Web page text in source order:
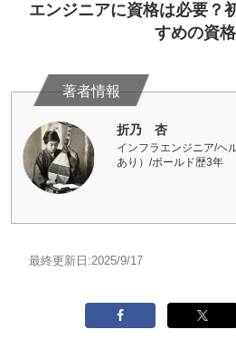
エンジニアに資格は必要？
すめの資
折乃 杏
インフラエンジニア/ヘ
あり）/ボールド歴3年
最終更新日:2025/9/17